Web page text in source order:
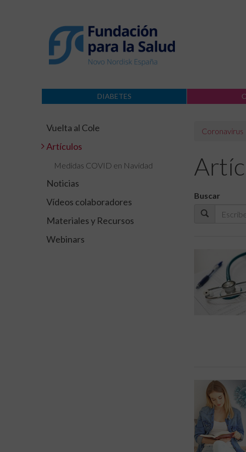
DIABETES
Vuelta al Cole
Artículos
Medidas COVID en Navidad
Noticias
Vídeos colaboradores
Materiales y Recursos
Webinars
Coronavirus
Buscar